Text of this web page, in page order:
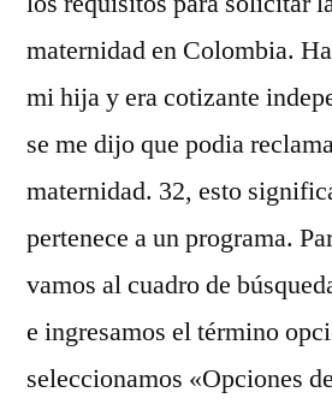
maternidad en Colombia.
mi hija y era cotizante
se me dijo que podia
maternidad. 32, esto
pertenece a un programa.
vamos al cuadro de
e ingresamos el término
seleccionamos «Opciones